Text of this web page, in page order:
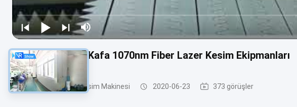
Raycools Kesici Kafa 1070nm Fiber Lazer Kesim Ekipmanları
Metal Fiber Lazer Kesim Makinesi 2020-06-23 373 görüşler